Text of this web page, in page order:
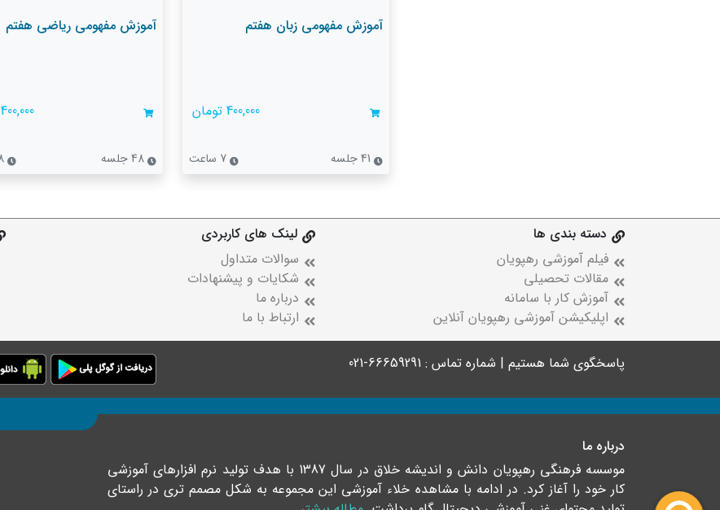
آموزش مفهومی زبان هفتم
400,000 تومان
7 ساعت
آموزش مفهومی ریاضی هفتم
400,000 تومان
48 جلسه 18 ساعت
دسته بندی ها
فیلم آموزشی رهپویان
مقالات تحصیلی
آموزش کار با سامانه
اپلیکیشن آموزشی رهپویان آنلاین
لینک های کاربردی
سوالات متداول
شکایات و پیشنهادات
درباره ما
ارتباط با ما
پاسخگوی شما هستیم | شماره تماس : 66659291-021
درباره ما
موسسه فرهنگی رهپویان دانش و اندیشه خلاق در سال 1387 با هدف تولید نرم افزارهای آموزشی
کار خود را آغاز کرد. در ادامه با مشاهده خلاء آموزشی این مجموعه به شکل مصمم تری در راستای